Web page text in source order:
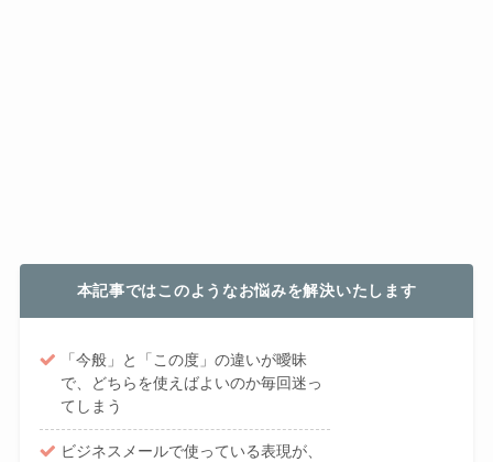
本記事ではこのようなお悩みを解決いたします
「今般」と「この度」の違いが曖昧
で、どちらを使えばよいのか毎回迷っ
てしまう
ビジネスメールで使っている表現が、